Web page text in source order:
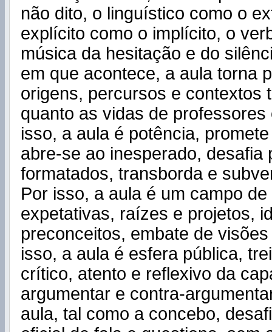
não dito, o linguístico como o
explícito como o implícito, o
música da hesitação e do
em que acontece, a aula torna
origens, percursos e contextos
quanto as vidas de professores
isso, a aula é potência,
abre-se ao inesperado, desafia
formatados, transborda e
Por isso, a aula é um campo
expetativas, raízes e projetos,
preconceitos, embate de
isso, a aula é esfera pública,
crítico, atento e reflexivo da
argumentar e contra-
aula, tal como a concebo,